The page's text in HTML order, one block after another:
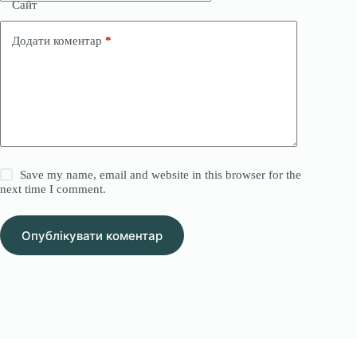
Сайт
Додати коментар *
Save my name, email and website in this browser for the
next time I comment.
Опублікувати коментар